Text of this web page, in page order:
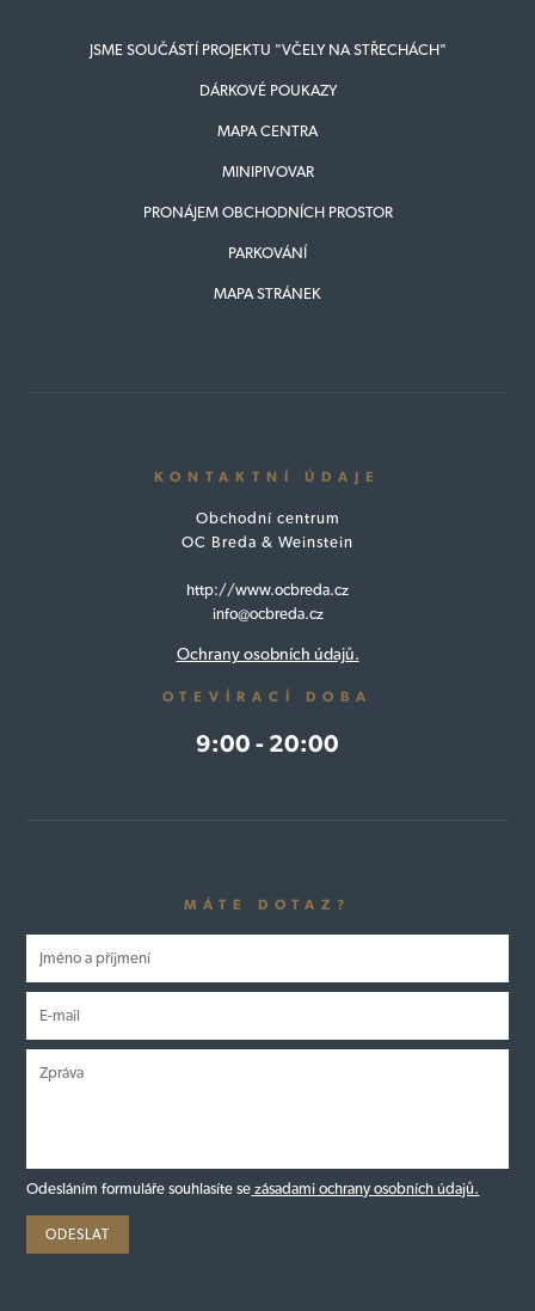
JSME SOUČÁSTÍ PROJEKTU "VČELY NA STŘECHÁCH"
DÁRKOVÉ POUKAZY
MAPA CENTRA
MINIPIVOVAR
PRONÁJEM OBCHODNÍCH PROSTOR
PARKOVÁNÍ
MAPA STRÁNEK
KONTAKTNÍ ÚDAJE
Obchodní centrum
OC Breda & Weinstein
http://www.ocbreda.cz
info@ocbreda.cz
Ochrany osobních údajů.
OTEVÍRACÍ DOBA
9:00 - 20:00
MÁTE DOTAZ?
Odesláním formuláře souhlasíte se zásadami ochrany osobních údajů.